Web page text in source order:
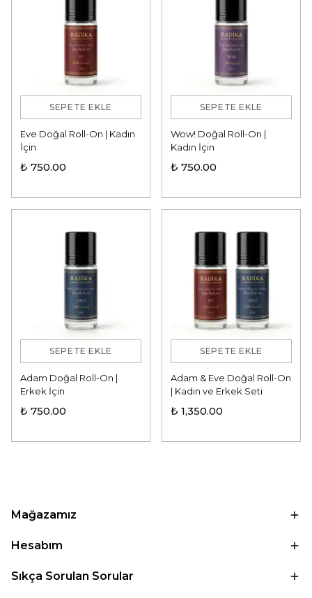
SEPETE EKLE
Eve Doğal Roll-On | Kadın
İçin
₺ 750.00
SEPETE EKLE
Wow! Doğal Roll-On |
Kadın İçin
₺ 750.00
SEPETE EKLE
Adam Doğal Roll-On |
Erkek İçin
₺ 750.00
SEPETE EKLE
Adam & Eve Doğal Roll-On
| Kadın ve Erkek Seti
₺ 1,350.00
Mağazamız
Hesabım
Sıkça Sorulan Sorular